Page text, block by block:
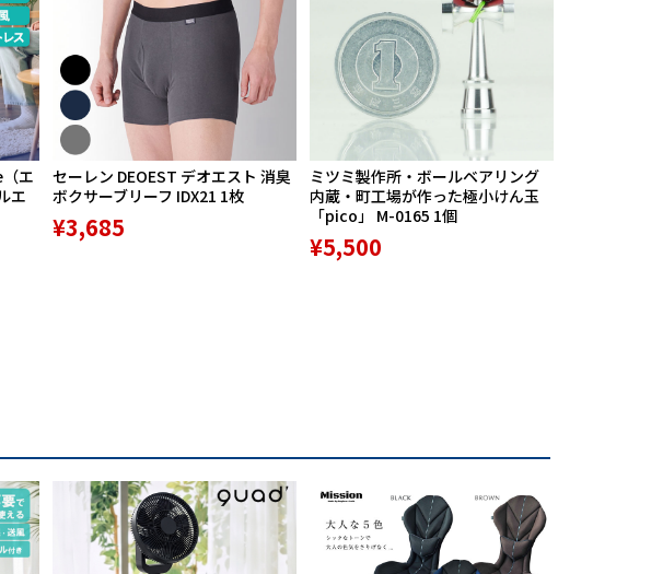
エ
エ
セーレン DEOEST デオエスト 消臭
ボクサーブリーフ IDX21 1枚
¥3,685
ミツミ製作所・ボールベアリング
内蔵・町工場が作った極小けん玉
「pico」 M-0165 1個
¥5,500